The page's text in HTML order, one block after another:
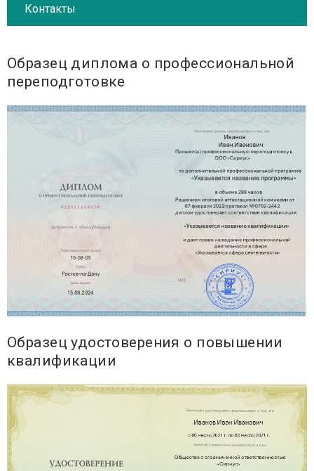
Контакты
Образец диплома о профессиональной
переподготовке
Образец удостоверения о повышении
квалификации